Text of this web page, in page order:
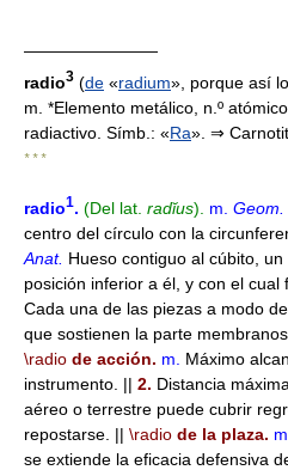
————————
radio3 (de «radium», porque así
m. *Elemento metálico, n.º
radiactivo. Símb.: «Ra». ⇒
* * *
radio1. (Del lat. radĭus). m. Geom.
centro del círculo con la
Anat. Hueso contiguo al cúbito,
posición inferior a él, y con el cual
Cada una de las piezas a modo
que sostienen la parte
\radio de acción. m.
Máximo
instrumento. || 2. Distancia
aéreo o terrestre puede cubrir
repostarse. || \radio de la plaza. m.
se extiende la eficacia defensiva